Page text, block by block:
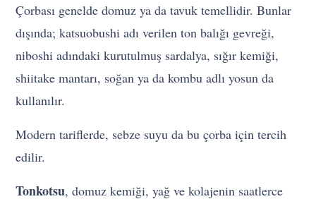
Çorbası genelde domuz ya da tavuk temellidir. Bunlar
dışında; katsuobushi adı verilen ton balığı gevreği,
niboshi adındaki kurutulmuş sardalya, sığır kemiği,
shiitake mantarı, soğan ya da kombu adlı yosun da
kullanılır.
Modern tariflerde, sebze suyu da bu çorba için tercih
edilir.
Tonkotsu, domuz kemiği, yağ ve kolajenin saatlerce